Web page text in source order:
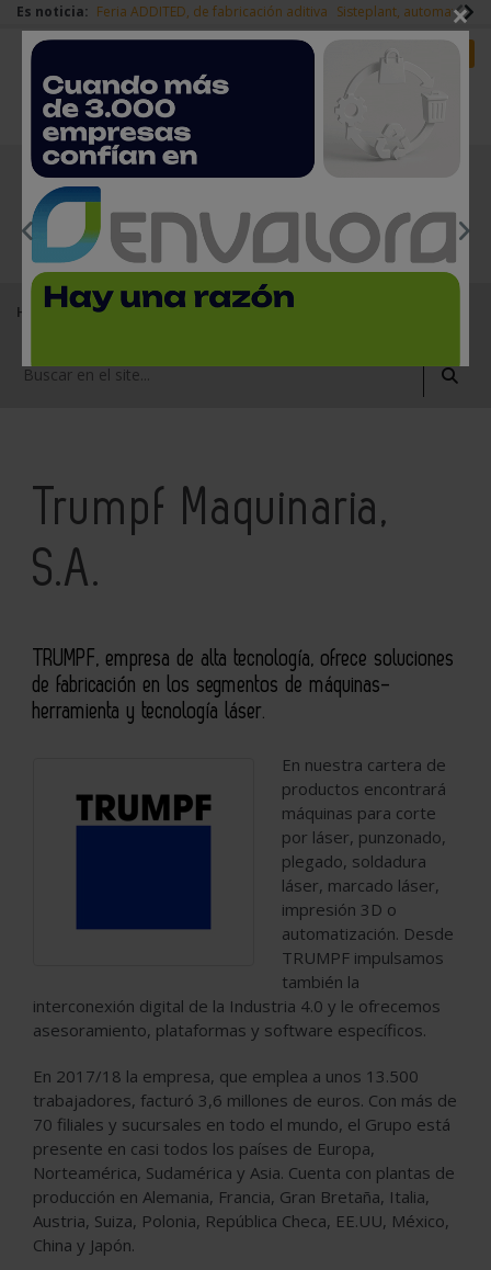
Es noticia: Feria ADDITED, de fabricación aditiva Sisteplant,
Redes Sociales Login empresas
EMPRESAS PREMIUM
Home
Empresas del sector del metal
Trumpf Maquinaria,
S.A.
TRUMPF, empresa de alta tecnología, ofrece soluciones
de fabricación en los segmentos de máquinas-
herramienta y tecnología láser.
En nuestra cartera de
productos encontrará
máquinas para corte
por láser, punzonado,
plegado, soldadura
láser, marcado láser,
impresión 3D o
automatización. Desde
TRUMPF impulsamos
también la
interconexión digital de la Industria 4.0 y le ofrecemos
asesoramiento, plataformas y software específicos.
En 2017/18 la empresa, que emplea a unos 13.500
trabajadores, facturó 3,6 millones de euros. Con más de
70 filiales y sucursales en todo el mundo, el Grupo está
presente en casi todos los países de Europa,
Norteamérica, Sudamérica y Asia. Cuenta con plantas de
producción en Alemania, Francia, Gran Bretaña, Italia,
Austria, Suiza, Polonia, República Checa, EE.UU, México,
China y Japón.
×